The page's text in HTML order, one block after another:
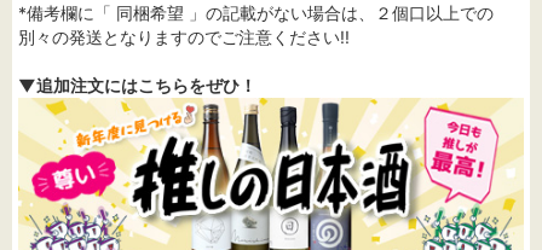
*備考欄に「 同梱希望 」の記載がない場合は、２個口以上での
別々の発送となりますのでご注意ください!!
▼追加注文にはこちらをぜひ！